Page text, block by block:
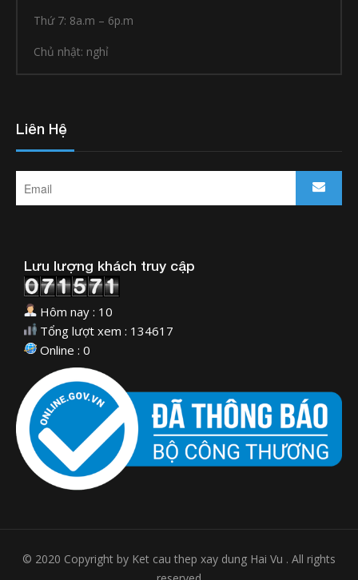
Thứ 7: 8a.m – 6p.m
Chủ nhật: nghỉ
Liên Hệ
Lưu lượng khách truy cập
Hôm nay : 10
Tổng lượt xem : 134617
Online : 0
© 2020 Copyright by Ket cau thep xay dung Hai Vu . All rights